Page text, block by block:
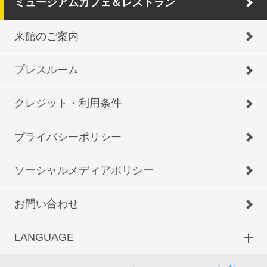
来館のご案内
プレスルーム
クレジット・利用条件
プライバシーポリシー
ソーシャルメディアポリシー
お問い合わせ
LANGUAGE